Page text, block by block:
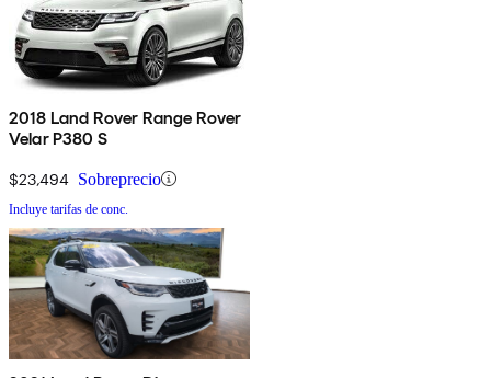
2018 Land Rover Range Rover
Velar P380 S
$23,494 Sobreprecio
Incluye tarifas de conc.